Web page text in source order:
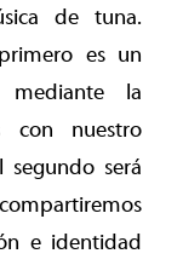
de tuna.
es un
mediante la
con nuestro
segundo será
e identidad